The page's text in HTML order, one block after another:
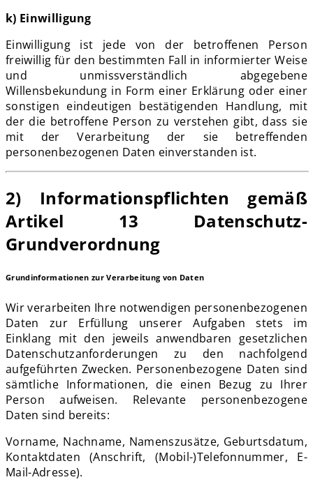
k) Einwilligung
Einwilligung ist jede von der betroffenen Person
freiwillig für den bestimmten Fall in informierter Weise
und unmissverständlich abgegebene
Willensbekundung in Form einer Erklärung oder einer
sonstigen eindeutigen bestätigenden Handlung, mit
der die betroffene Person zu verstehen gibt, dass sie
mit der Verarbeitung der sie betreffenden
personenbezogenen Daten einverstanden ist.
2) Informationspflichten gemäß
Artikel 13 Datenschutz-
Grundverordnung
Grundinformationen zur Verarbeitung von Daten
Wir verarbeiten Ihre notwendigen personenbezogenen
Daten zur Erfüllung unserer Aufgaben stets im
Einklang mit den jeweils anwendbaren gesetzlichen
Datenschutzanforderungen zu den nachfolgend
aufgeführten Zwecken. Personenbezogene Daten sind
sämtliche Informationen, die einen Bezug zu Ihrer
Person aufweisen. Relevante personenbezogene
Daten sind bereits:
Vorname, Nachname, Namenszusätze, Geburtsdatum,
Kontaktdaten (Anschrift, (Mobil-)Telefonnummer, E-
Mail-Adresse).